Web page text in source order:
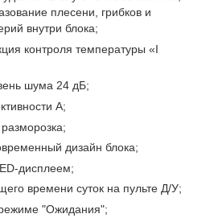
плесени, грибков и
внутри блока;
контроля температуры «I
шума 24 дБ;
А;
дизайн блока;
дисплеем;
времени суток на пульте Д/У;
"Ожидания";